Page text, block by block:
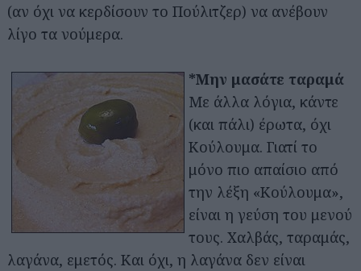
(αν όχι να κερδίσουν το Πούλιτζερ) να ανέβουν
λίγο τα νούμερα.
*Μην μασάτε ταραμά
Με άλλα λόγια, κάντε
(και πάλι) έρωτα, όχι
Κούλουμα. Γιατί το
μόνο πιο απαίσιο από
την λέξη «Κούλουμα»,
είναι η γεύση του μενού
τους. Χαλβάς, ταραμάς,
λαγάνα, εμετός. Και όχι, η λαγάνα δεν είναι